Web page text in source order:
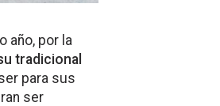
año, por la
tradicional
para sus
ser